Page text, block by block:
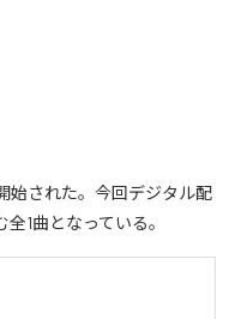
開始された。今回デジタル配
全1曲となっている。